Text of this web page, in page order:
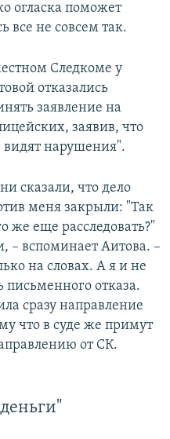
огласка поможет
все не совсем так.
Следкоме у
отказались
заявление на
заявив, что
видят нарушения".
сказали, что дело
меня закрыли: "Так
же еще расследовать?"
– вспоминает Аитова. –
на словах. А я и не
письменного отказа.
сразу направление
что в суде же примут
от СК.